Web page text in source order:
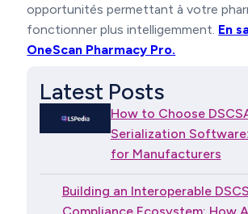
opportunités permettant à votre
fonctionner plus intelligemment. En
OneScan Pharmacy Pro.
Latest Posts
How to Choose
Serialization
for Manufacturers
Building an Interoperable